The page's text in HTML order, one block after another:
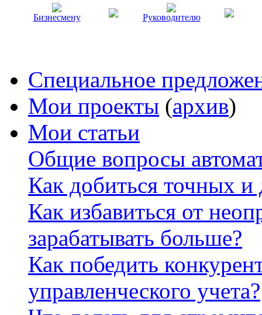
Бизнесмену Руководителю
Специальное
Мои проекты (архив)
Мои статьи
Общие вопросы
Как добиться точных
Как избавиться от
зарабатывать больше?
Как победить
управленческого учета?